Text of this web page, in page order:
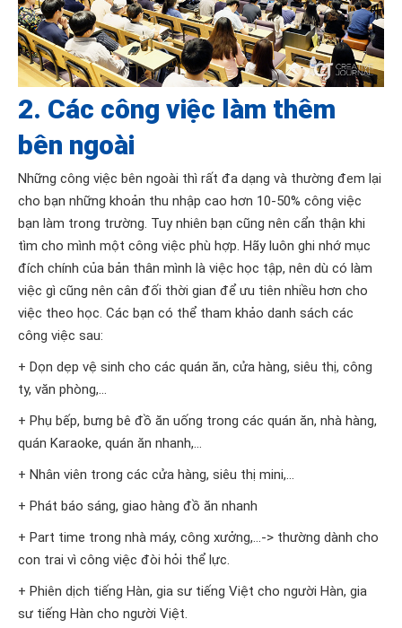
2. Các công việc làm thêm
bên ngoài
Những công việc bên ngoài thì rất đa dạng và thường đem lại
cho bạn những khoản thu nhập cao hơn 10-50% công việc
bạn làm trong trường. Tuy nhiên bạn cũng nên cẩn thận khi
tìm cho mình một công việc phù hợp. Hãy luôn ghi nhớ mục
đích chính của bản thân mình là việc học tập, nên dù có làm
việc gì cũng nên cân đối thời gian để ưu tiên nhiều hơn cho
việc theo học. Các bạn có thể tham khảo danh sách các
công việc sau:
+ Dọn dẹp vệ sinh cho các quán ăn, cửa hàng, siêu thị, công
ty, văn phòng,…
+ Phụ bếp, bưng bê đồ ăn uống trong các quán ăn, nhà hàng,
quán Karaoke, quán ăn nhanh,…
+ Nhân viên trong các cửa hàng, siêu thị mini,…
+ Phát báo sáng, giao hàng đồ ăn nhanh
+ Part time trong nhà máy, công xưởng,…-> thường dành cho
con trai vì công việc đòi hỏi thể lực.
+ Phiên dịch tiếng Hàn, gia sư tiếng Việt cho người Hàn, gia
sư tiếng Hàn cho người Việt.